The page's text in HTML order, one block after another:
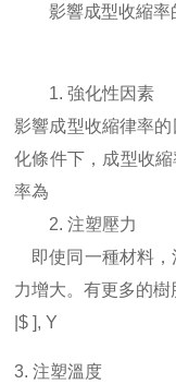
影響成型收縮率
1. 強化性因素
影響成型收縮律率
化條件下，成型收
率為
2. 注塑壓力
即使同一種材料，
力增大。有更多的
|$ ], Y
3. 注塑溫度